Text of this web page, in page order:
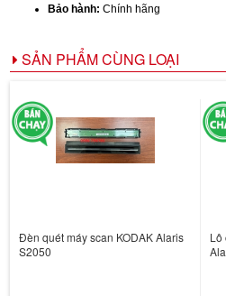
Bảo hành: Chính hãng
SẢN PHẨM CÙNG LOẠI
Đèn quét máy scan KODAK Alaris
S2050
Lô